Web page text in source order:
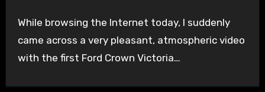
While browsing the Internet today, I suddenly
came across a very pleasant, atmospheric video
with the first Ford Crown Victoria…